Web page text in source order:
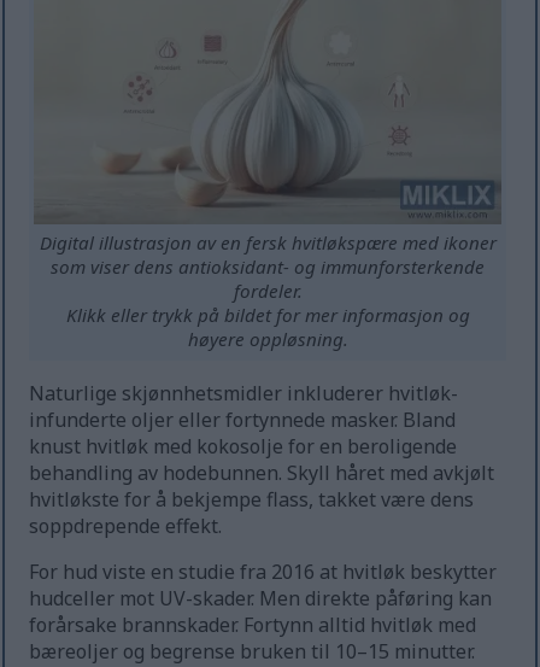
Digital illustrasjon av en fersk hvitløkspære med ikoner
som viser dens antioksidant- og immunforsterkende
fordeler.
Klikk eller trykk på bildet for mer informasjon og
høyere oppløsning.
Naturlige skjønnhetsmidler inkluderer hvitløk-
infunderte oljer eller fortynnede masker. Bland
knust hvitløk med kokosolje for en beroligende
behandling av hodebunnen. Skyll håret med avkjølt
hvitløkste for å bekjempe flass, takket være dens
soppdrepende effekt.
For hud viste en studie fra 2016 at hvitløk beskytter
hudceller mot UV-skader. Men direkte påføring kan
forårsake brannskader. Fortynn alltid hvitløk med
bæreoljer og begrense bruken til 10–15 minutter.